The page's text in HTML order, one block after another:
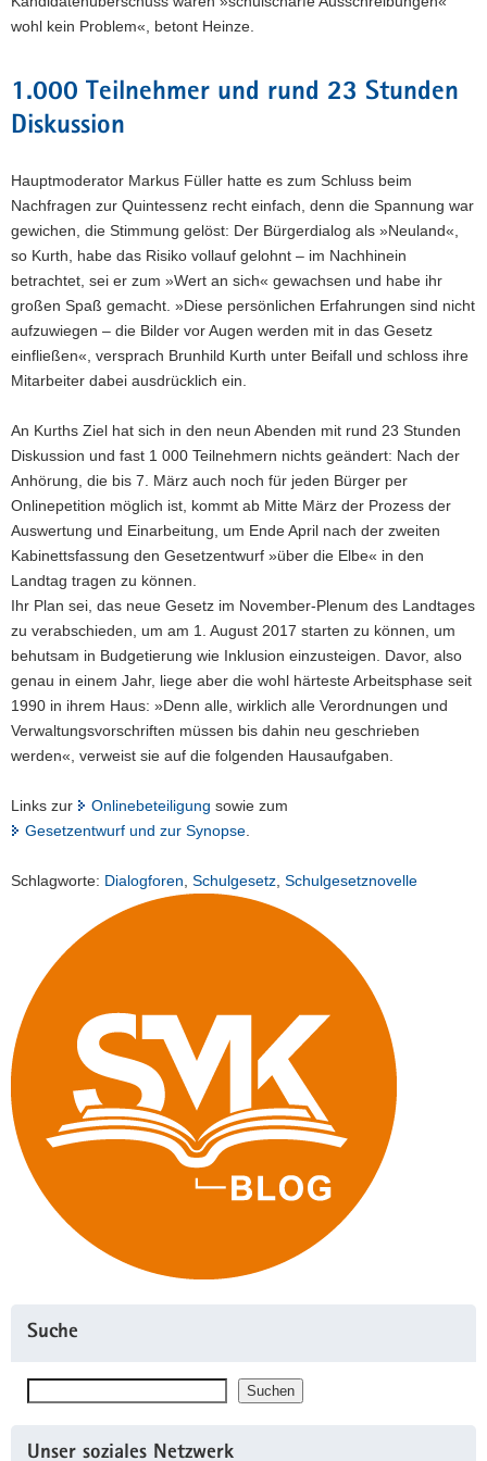
wohl kein Problem«, betont Heinze.
1.000 Teilnehmer und rund 23 Stunden
Diskussion
Hauptmoderator Markus Füller hatte es zum Schluss beim
Nachfragen zur Quintessenz recht einfach, denn die Spannung war
gewichen, die Stimmung gelöst: Der Bürgerdialog als »Neuland«,
so Kurth, habe das Risiko vollauf gelohnt – im Nachhinein
betrachtet, sei er zum »Wert an sich« gewachsen und habe ihr
großen Spaß gemacht. »Diese persönlichen Erfahrungen sind nicht
aufzuwiegen – die Bilder vor Augen werden mit in das Gesetz
einfließen«, versprach Brunhild Kurth unter Beifall und schloss ihre
Mitarbeiter dabei ausdrücklich ein.
An Kurths Ziel hat sich in den neun Abenden mit rund 23 Stunden
Diskussion und fast 1 000 Teilnehmern nichts geändert: Nach der
Anhörung, die bis 7. März auch noch für jeden Bürger per
Onlinepetition möglich ist, kommt ab Mitte März der Prozess der
Auswertung und Einarbeitung, um Ende April nach der zweiten
Kabinettsfassung den Gesetzentwurf »über die Elbe« in den
Landtag tragen zu können.
Ihr Plan sei, das neue Gesetz im November-Plenum des Landtages
zu verabschieden, um am 1. August 2017 starten zu können, um
behutsam in Budgetierung wie Inklusion einzusteigen. Davor, also
genau in einem Jahr, liege aber die wohl härteste Arbeitsphase seit
1990 in ihrem Haus: »Denn alle, wirklich alle Verordnungen und
Verwaltungsvorschriften müssen bis dahin neu geschrieben
werden«, verweist sie auf die folgenden Hausaufgaben.
Links zur Onlinebeteiligung sowie zum
Gesetzentwurf und zur Synopse
Schlagworte: Dialogforen Schulgesetz Schulgesetznovelle
Suche
Suchen
Unser soziales Netzwerk